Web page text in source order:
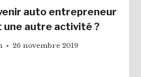
auto entrepreneur
une autre activité ?
26 novembre 2019